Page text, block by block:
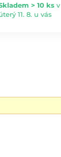
> 10 ks v
11. 8. u vás